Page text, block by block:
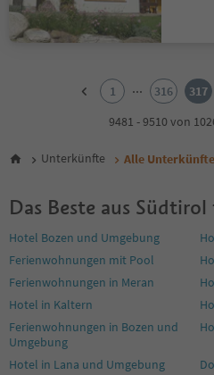
6
9
11
12
13
14
16
17
18
1 ... 316 317
9481 - 9510 von
Unterkünfte Alle
Das Beste aus
Hotel Bozen und Umgebung
Ferienwohnungen mit Pool
Ferienwohnungen in Meran
Hotel in Kaltern
Ferienwohnungen in Bozen und
Umgebung
Hotel in Lana und Umgebung